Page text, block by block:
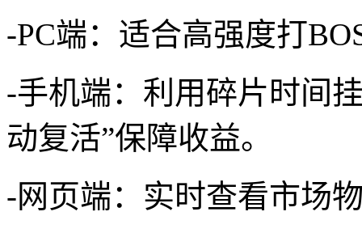
-PC端：适合高强度打
-手机端：利用碎片时间
动复活”保障收益。
-网页端：实时查看市场